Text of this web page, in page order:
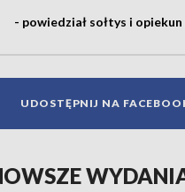
- powiedział sołtys i
UDOSTĘPNIJ NA